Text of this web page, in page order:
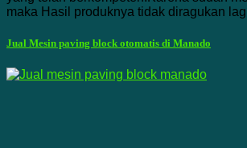
maka Hasil produknya tidak diragukan
Jual Mesin paving block otomatis di Manado